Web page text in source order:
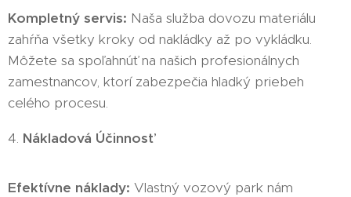
Kompletný servis: Naša služba dovozu materiálu
zahŕňa všetky kroky od nakládky až po vykládku.
Môžete sa spoľahnúť na našich profesionálnych
zamestnancov, ktorí zabezpečia hladký priebeh
celého procesu.
4. Nákladová Účinnosť
Efektívne náklady: Vlastný vozový park nám